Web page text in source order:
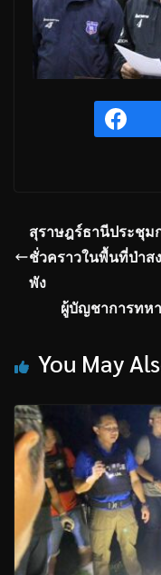
สุราษฎร์ธานีประชุม
ชั่วคราวในพื้นที่ป่าส
พัง
ผู้บัญชาการทห
You May